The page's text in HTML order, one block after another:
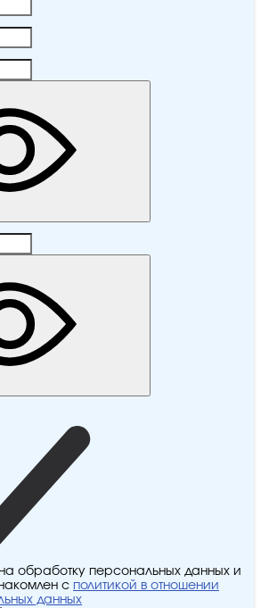
обработку персональных данных и
с политикой в отношении
данных